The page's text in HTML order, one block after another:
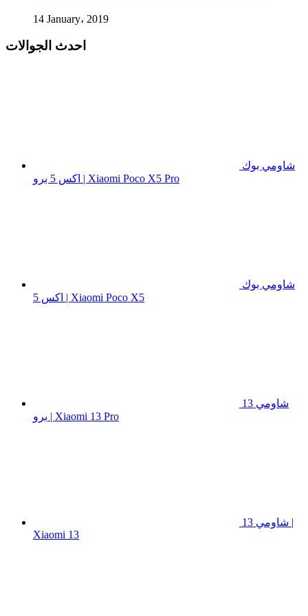
14 January، 2019
احدث الجوالات
شاومي بوك
اكس 5 برو | Xiaomi Poco X5 Pro
شاومي بوك
اكس 5 | Xiaomi Poco X5
شاومي 13
برو | Xiaomi 13 Pro
شاومي 13 |
Xiaomi 13